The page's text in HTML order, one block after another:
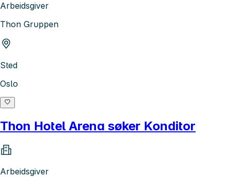
Arbeidsgiver
Thon Gruppen
Sted
Oslo
Thon Hotel Arena søker Konditor
Arbeidsgiver